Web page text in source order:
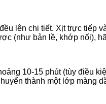
lên chi tiết. Xịt trực tiếp
(như bản lề, khớp nối),
10-15 phút (tùy điều
thành một lớp màng